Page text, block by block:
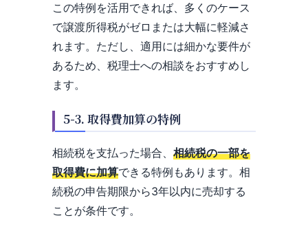
この特例を活用できれば、多くのケース
で譲渡所得税がゼロまたは大幅に軽減さ
れます。ただし、適用には細かな要件が
あるため、税理士への相談をおすすめし
ます。
5-3. 取得費加算の特例
相続税を支払った場合、 相続税の一部を
取得費に加算できる特例もあります。相
続税の申告期限から3年以内に売却する
ことが条件です。